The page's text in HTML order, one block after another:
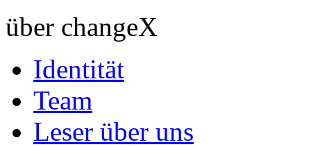
über changeX
Identität
Team
Leser über uns